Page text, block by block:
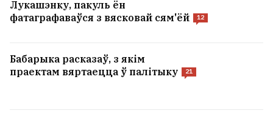
Лукашэнку, пакуль ён
фатаграфаваўся з вясковай сям'ёй
12
Бабарыка расказаў, з якім
праектам вяртаецца ў палітыку
21